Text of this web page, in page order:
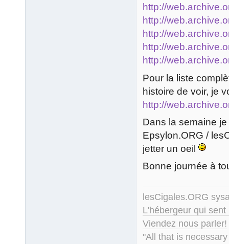
http://
http://
http://
http://
http://
Pour la liste
histoire de voir, je
http://
Dans la semaine
Epsylon.ORG /
jetter un oeil
Bonne journée à
lesCigales.ORG
L'hébergeur qui
Viendez nous parler!
"All that is